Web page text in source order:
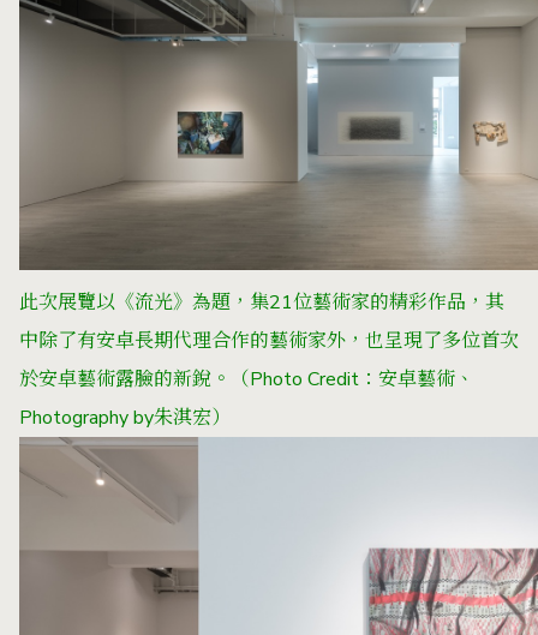
此次展覽以《流光》為題，集21位藝術家的精彩作品，其
中除了有安卓長期代理合作的藝術家外，也呈現了多位首次
於安卓藝術露臉的新銳。
（Photo Credit：安卓藝術、
Photography by朱淇宏）